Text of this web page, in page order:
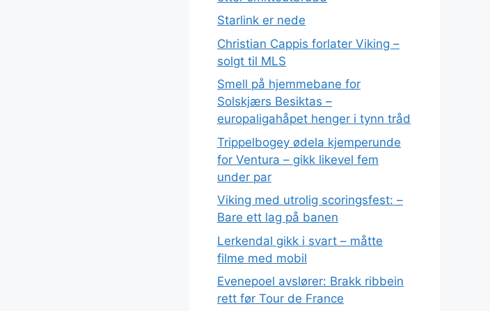
Starlink er nede
Christian Cappis forlater Viking –
solgt til MLS
Smell på hjemmebane for
Solskjærs Besiktas –
europaligahåpet henger i tynn tråd
Trippelbogey ødela kjemperunde
for Ventura – gikk likevel fem
under par
Viking med utrolig scoringsfest: –
Bare ett lag på banen
Lerkendal gikk i svart – måtte
filme med mobil
Evenepoel avslører: Brakk ribbein
rett før Tour de France